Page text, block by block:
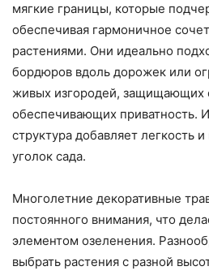
мягкие границы, которые
обеспечивая гармоничное
растениями. Они идеально
бордюров вдоль дорожек или
живых изгородей, защищающих
обеспечивающих приватность.
структура добавляет легкость
уголок сада.
Многолетние декоративные
постоянного внимания, что
элементом озеленения.
выбрать растения с разной